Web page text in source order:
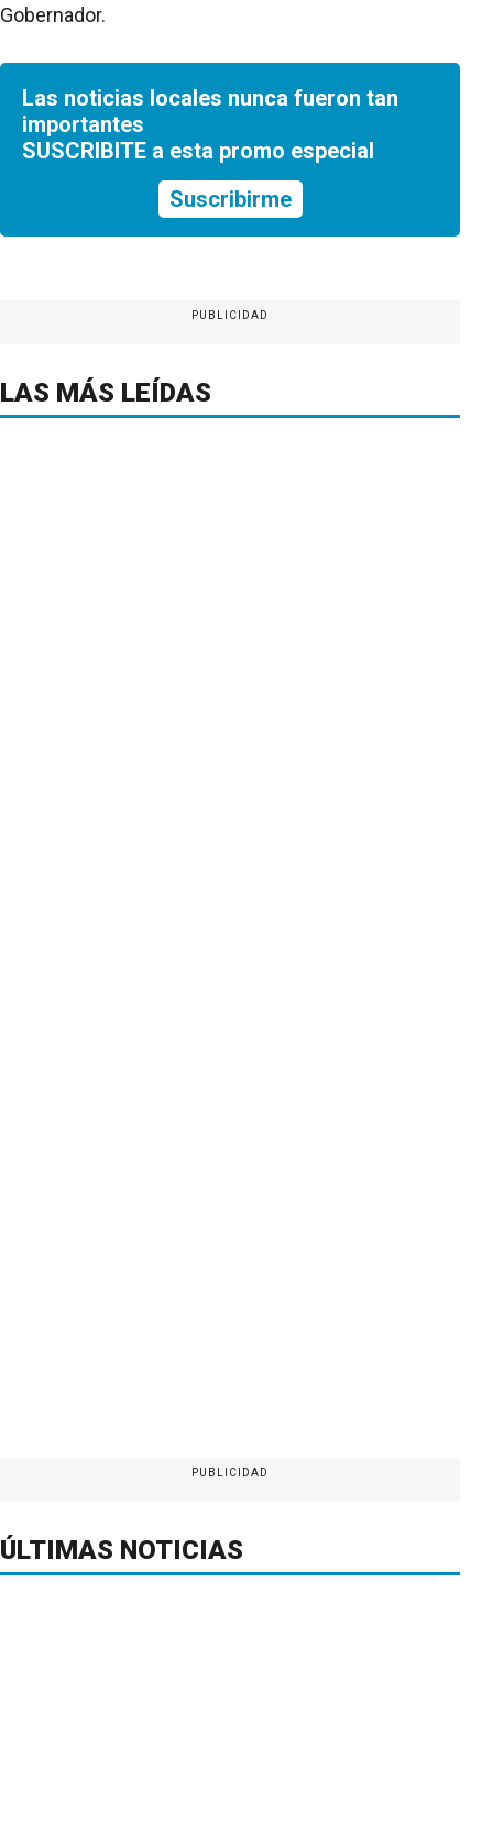
Gobernador.
Las noticias locales nunca fueron tan
importantes
SUSCRIBITE a esta promo especial
Suscribirme
PUBLICIDAD
LAS MÁS LEÍDAS
PUBLICIDAD
ÚLTIMAS NOTICIAS